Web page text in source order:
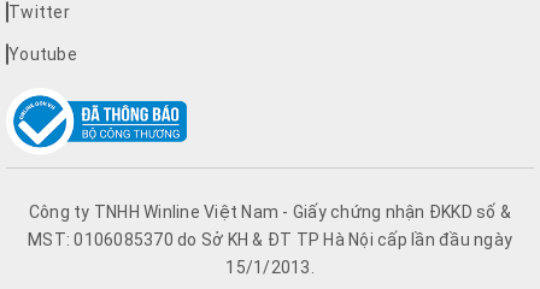
Twitter
Youtube
Công ty TNHH Winline Việt Nam - Giấy chứng nhận ĐKKD số &
MST: 0106085370 do Sở KH & ĐT TP Hà Nội cấp lần đầu ngày
15/1/2013.